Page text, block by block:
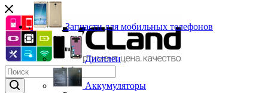
Запчасти для мобильных телефонов
Дисплеи
Аккумуляторы